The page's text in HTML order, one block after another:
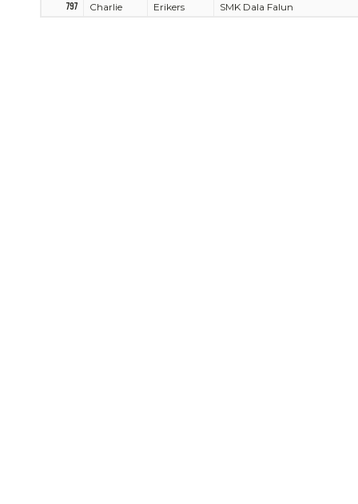
797
Charlie Erikers SMK Dala Falun